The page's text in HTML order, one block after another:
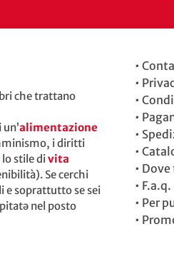
che trattano
alimentazione
i diritti
lo stile divita
Se cerchi
e soprattutto se sei
nel posto
•
•
•
•
•
•
•
• F.a.q.
• Per
•